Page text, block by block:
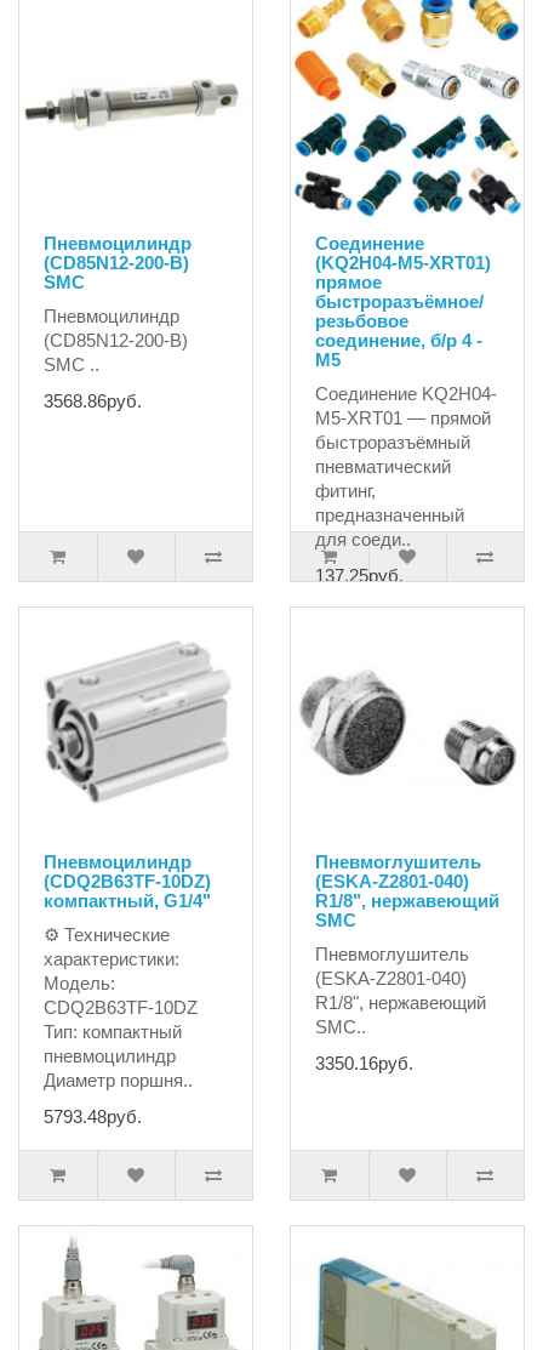
Пневмоцилиндр
(CD85N12-200-B)
SMC
Пневмоцилиндр
(CD85N12-200-B)
SMC ..
3568.86руб.
Соединение
(KQ2H04-M5-XRT01)
прямое
быстроразъёмное/
резьбовое
соединение, б/р 4 -
M5
Соединение KQ2H04-
M5-XRT01 — прямой
быстроразъёмный
пневматический
фитинг,
предназначенный
для соеди..
137.25руб.
Пневмоцилиндр
(CDQ2B63TF-10DZ)
компактный, G1/4"
⚙ Технические
характеристики:
Модель:
CDQ2B63TF-10DZ
Тип: компактный
пневмоцилиндр
Диаметр поршня..
5793.48руб.
Пневмоглушитель
(ESKA-Z2801-040)
R1/8", нержавеющий
SMC
Пневмоглушитель
(ESKA-Z2801-040)
R1/8", нержавеющий
SMC..
3350.16руб.